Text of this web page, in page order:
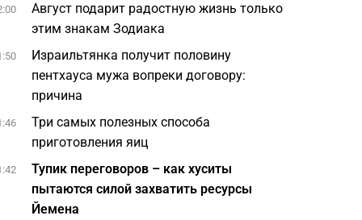
Август подарит радостную жизнь только
этим знакам Зодиака
Израильтянка получит половину
пентхауса мужа вопреки договору:
причина
Три самых полезных способа
приготовления яиц
Тупик переговоров – как хуситы
пытаются силой захватить ресурсы
Йемена